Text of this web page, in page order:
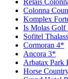
Colonna
Komplex
Is Molas Golf
Sofitel
Cormoran 4*
Ancora 3*
Arbatax Park
Horse